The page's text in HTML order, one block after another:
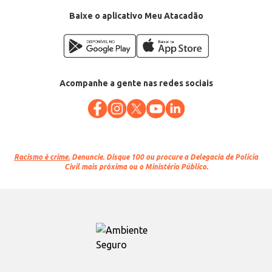
Baixe o aplicativo Meu Atacadão
Acompanhe a gente nas redes sociais
Racismo é crime. Denuncie. Disque 100 ou procure a Delegacia de Polícia
Civil mais próxima ou o Ministério Público.